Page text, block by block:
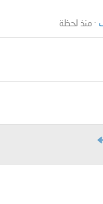
منذ لحظة